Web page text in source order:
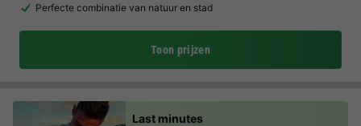
Perfecte combinatie van natuur en stad
Toon prijzen
Last minutes